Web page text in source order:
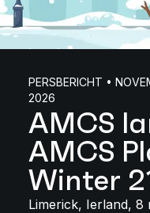
PERSBERICHT •
2026
AMCS
AMCS
Winter
Limerick, Ierland, 8